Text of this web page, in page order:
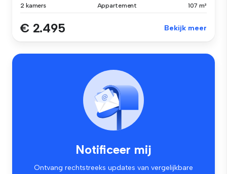
2 kamers Appartement 107 m²
€ 2.495 Bekijk meer
Notificeer mij
Ontvang rechtstreeks updates van vergelijkbare